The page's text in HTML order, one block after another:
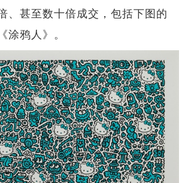
、甚至数十倍成交，包括下图的
涂鸦人》。